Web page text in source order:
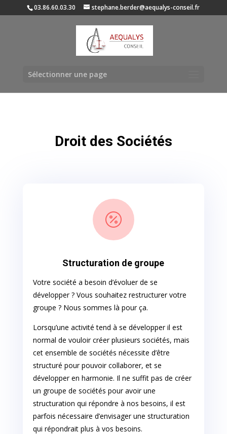
03.86.60.03.30 stephane.berder@aequalys-conseil.fr
Sélectionner une page
Droit des Sociétés

Structuration de groupe
Votre société a besoin d’évoluer de se
développer ? Vous souhaitez restructurer votre
groupe ? Nous sommes là pour ça.
Lorsqu’une activité tend à se développer il est
normal de vouloir créer plusieurs sociétés, mais
cet ensemble de sociétés nécessite d’être
structuré pour pouvoir collaborer, et se
développer en harmonie. Il ne suffit pas de créer
un groupe de sociétés pour avoir une
structuration qui répondre à nos besoins, il est
parfois nécessaire d’envisager une structuration
qui répondrait plus à vos besoins.